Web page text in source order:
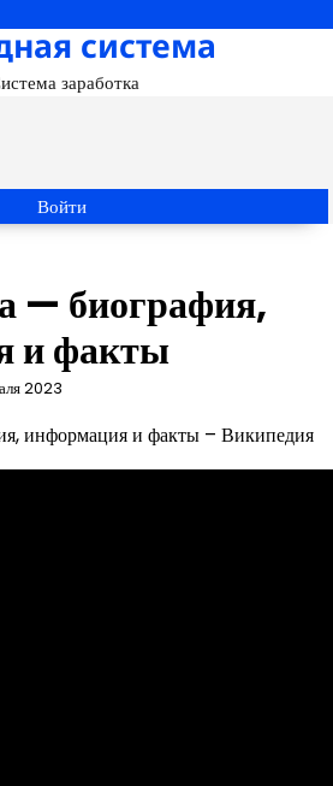
система
заработка
Войти
— биография,
и факты
2023